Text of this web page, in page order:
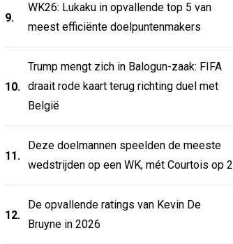
9.
WK26: Lukaku in opvallende top 5 van
meest efficiënte doelpuntenmakers
10.
Trump mengt zich in Balogun-zaak: FIFA
draait rode kaart terug richting duel met
België
11.
Deze doelmannen speelden de meeste
wedstrijden op een WK, mét Courtois op 2
12.
De opvallende ratings van Kevin De
Bruyne in 2026